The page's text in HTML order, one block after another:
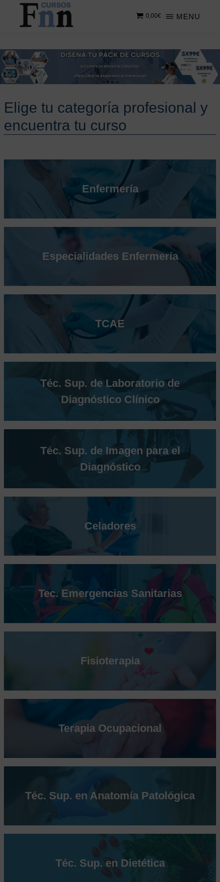
Saltar
contenido
en
cursos
online
MENU
0,00€
Elige tu categoría profesional y
encuentra tu curso
Enfermería
Especialidades Enfermería
TCAE
Téc. Sup. de Laboratorio de
Diagnóstico Clínico
Téc. Sup. de Imagen para el
Diagnóstico
Celadores
Tec. Emergencias Sanitarias
Fisioterapia
Terapia Ocupacional
Téc. Sup. en Anatomía Patológica
Téc. Sup. en Dietética